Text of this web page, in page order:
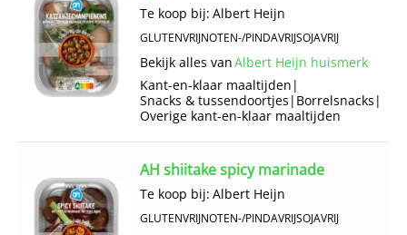
Te koop bij: Albert Heijn
GLUTENVRIJNOTEN-/PINDAVRIJSOJAVRIJ
Bekijk alles vanAlbert Heijn huismerk
Kant-en-klaar maaltijden |
Snacks & tussendoortjes | Borrelsnacks |
Overige kant-en-klaar maaltijden
AH shiitake spicy marinade
Te koop bij: Albert Heijn
GLUTENVRIJNOTEN-/PINDAVRIJSOJAVRIJ